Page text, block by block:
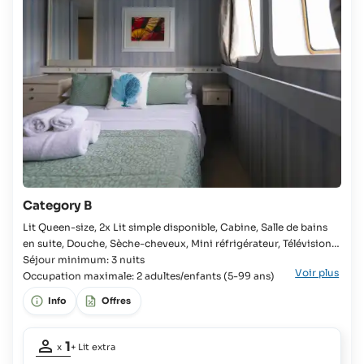
Category B
Lit Queen-size, 2x Lit simple disponible, Cabine, Salle de bains
en suite, Douche, Sèche-cheveux, Mini réfrigérateur, Télévision,
Wifi, Serviettes de plage, Coffre-fort, Frais de port et de
mouillage, Climatisation, Les hôtes sont les bienvenus à partir de
l'âge suivant Lit Queen-size, 2x Lit simple disponible, Cabine,
Salle de bains en suite, Mini réfrigérateur, Coffre-fort, Frais de
l'âge suivant
Séjour minimum: 3 nuits
Occupation maximale: 2 adultes/enfants (5-99 ans)
Voir plus
Info Offres
Occupation
x 1+ Lit extra